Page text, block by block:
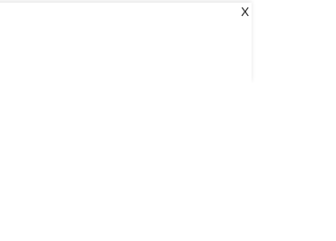
X